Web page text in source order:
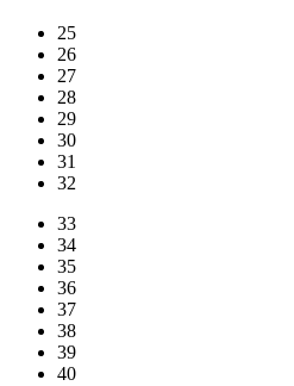
25
26
27
28
29
30
31
32
33
34
35
36
37
38
39
40